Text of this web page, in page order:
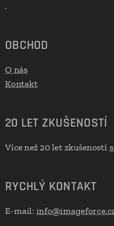
.
OBCHOD
O nás
Kontakt
20 LET ZKUŠENOSTÍ
Více než 20 let zkušeností
RYCHLÝ KONTAKT
E-mail: